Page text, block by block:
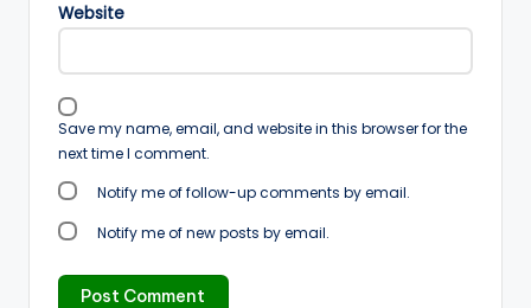
Website
Save my name, email, and website in this browser for the
next time I comment.
Notify me of follow-up comments by email.
Notify me of new posts by email.